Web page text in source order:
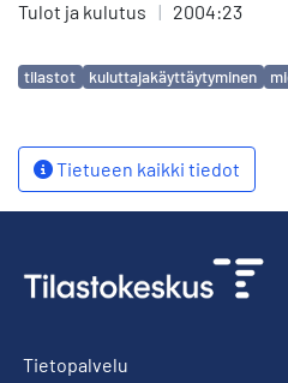
Tulot ja kulutus | 2004:23
Avainsanat
tilastot kuluttajakäyttäytyminen
Tietueen kaikki tiedot
Tietopalvelu